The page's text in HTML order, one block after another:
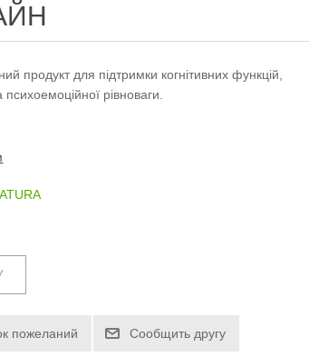
продукт для підтримки когнітивних функцій,
психоемоційної рівноваги.